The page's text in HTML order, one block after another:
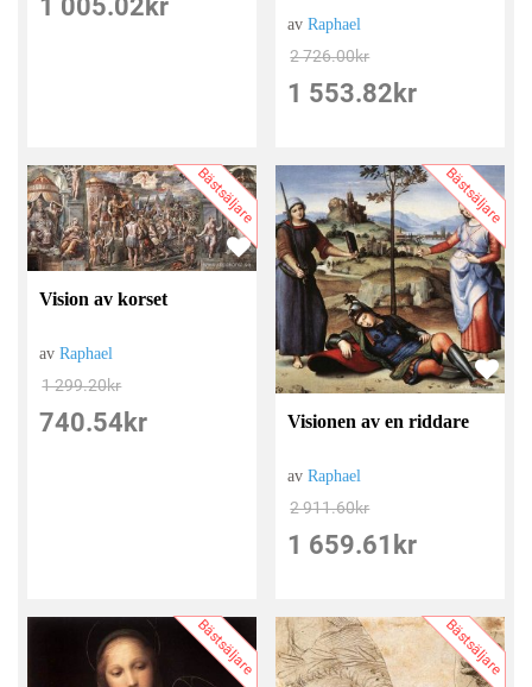
1 005.02 kr
avRaphael
2 726.00kr
1 553.82 kr
Bästsäljare
Vision av korset
avRaphael
1 299.20kr
740.54 kr
Bästsäljare
Visionen av en riddare
avRaphael
2 911.60kr
1 659.61 kr
Bästsäljare Bästsäljare